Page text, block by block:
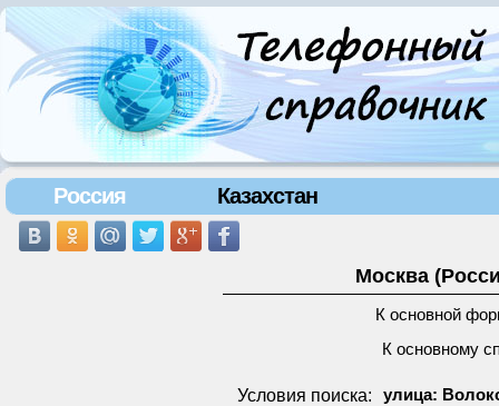
Россия Казахстан
Москва
К основной
К основному
Условия поиска: улица: